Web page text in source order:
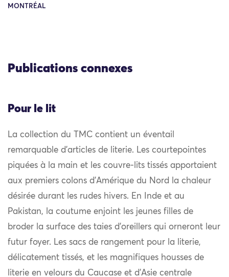
MONTRÉAL
Publications connexes
Pour le lit
La collection du TMC contient un éventail
remarquable d’articles de literie. Les courtepointes
piquées à la main et les couvre-lits tissés apportaient
aux premiers colons d’Amérique du Nord la chaleur
désirée durant les rudes hivers. En Inde et au
Pakistan, la coutume enjoint les jeunes filles de
broder la surface des taies d’oreillers qui orneront leur
futur foyer. Les sacs de rangement pour la literie,
délicatement tissés, et les magnifiques housses de
literie en velours du Caucase et d’Asie centrale